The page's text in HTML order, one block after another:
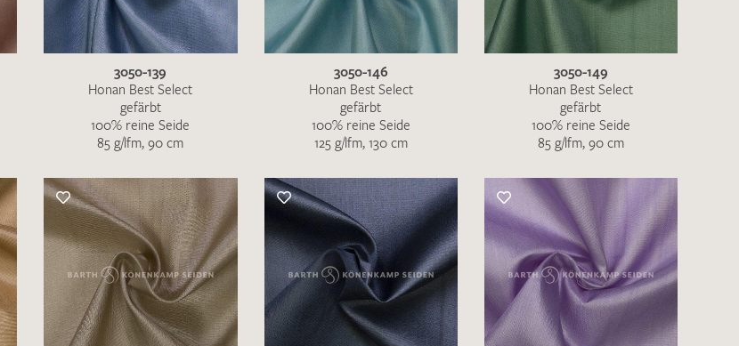
Ich bin damit einverstanden, dass meine angegebenen Daten zur Beantwortung meiner Musteranfrage
MUSTERANFRAGE SENDEN
3050-139
Honan Best Select
gefärbt
100% reine Seide
85 g/lfm, 90 cm
3050-146
Honan Best Select
gefärbt
100% reine Seide
125 g/lfm, 130 cm
3050-149
Honan Best Select
gefärbt
100% reine Seide
85 g/lfm, 90 cm